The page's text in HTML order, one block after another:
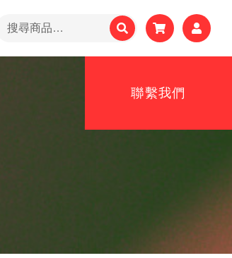
搜
聯繫我們